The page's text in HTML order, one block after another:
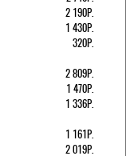
2 190Р.
1 430Р.
320Р.
2 809Р.
1 470Р.
1 336Р.
1 161Р.
2 019Р.